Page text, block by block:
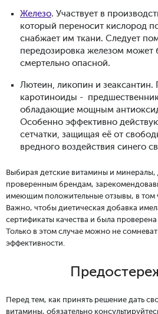
Железо. Участвует в
который переносит кислород
снабжает им ткани. Следует
передозировка железом может
смертельно опасной.
Лютеин, ликопин и
каротиноиды -
обладающие мощным
Особенно эффективно
сетчатки, защищая её от
вредного воздействия синего
Выбирая детские витамины и минералы,
проверенным брендам,
имеющим положительные отзывы, в том
Важно, чтобы диетическая добавка
сертификаты качества и была
Только в этом случае можно не
эффективности.
Перед тем, как принять решение дать
витамины, обязательно